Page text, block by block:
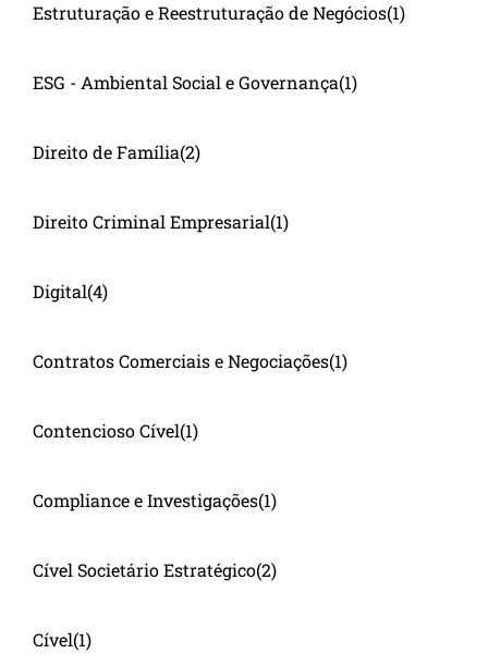
Estruturação e Reestruturação de Negócios(1)
ESG - Ambiental Social e Governança(1)
Direito de Família(2)
Direito Criminal Empresarial(1)
Digital(4)
Contratos Comerciais e Negociações(1)
Contencioso Cível(1)
Compliance e Investigações(1)
Cível Societário Estratégico(2)
Cível(1)